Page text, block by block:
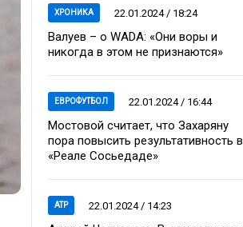
ХРОНИКА 22.01.2024 / 18:24
Валуев – о WADA: «Они воры и
никогда в этом не признаются»
ЕВРОФУТБОЛ 22.01.2024 / 16:44
Мостовой считает, что Захаряну
пора повысить результативность в
«Реале Сосьедаде»
ATP 22.01.2024 / 14:23